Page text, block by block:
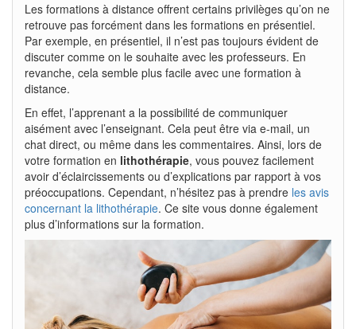
Les formations à distance offrent certains privilèges qu’on ne
retrouve pas forcément dans les formations en présentiel.
Par exemple, en présentiel, il n’est pas toujours évident de
discuter comme on le souhaite avec les professeurs. En
revanche, cela semble plus facile avec une formation à
distance.
En effet, l’apprenant a la possibilité de communiquer
aisément avec l’enseignant. Cela peut être via e-mail, un
chat direct, ou même dans les commentaires. Ainsi, lors de
votre formation en lithothérapie, vous pouvez facilement
avoir d’éclaircissements ou d’explications par rapport à vos
préoccupations. Cependant, n’hésitez pas à prendre les avis
concernant la lithothérapie. Ce site vous donne également
plus d’informations sur la formation.